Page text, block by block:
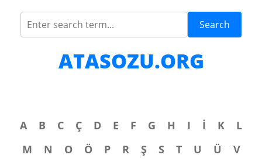
Search
ATASOZU.ORG
A B C Ç D E F G H I İ K
L
M
N O Ö P R Ş S T U Ü
V